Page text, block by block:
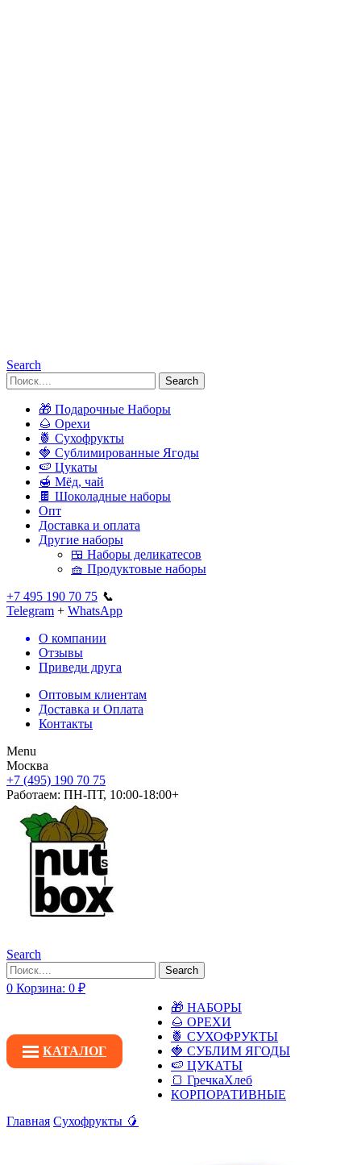
Search
Search
🎁 Подарочные Наборы
🌰 Орехи
🍍 Сухофрукты
🍓 Сублимированные Ягоды
🍉 Цукаты
🍯 Мёд, чай
🍫 Шоколадные наборы
Опт
Доставка и оплата
Другие наборы
🍱 Наборы деликатесов
🧺 Продуктовые наборы
+7 495 190 70 75 📞
Telegram + WhatsApp
О компании
Отзывы
Приведи друга
Оптовым клиентам
Доставка и Оплата
Контакты
Menu
Москва
+7 (495) 190 70 75
Работаем: ПН-ПТ, 10:00-18:00+
Search
Search
0 Корзина: 0 ₽
КАТАЛОГ
🎁 НАБОРЫ
🌰 ОРЕХИ
🍍 СУХОФРУКТЫ
🍓 СУБЛИМ ЯГОДЫ
🍉 ЦУКАТЫ
🍞 ГречкаХлеб
КОРПОРАТИВНЫЕ
Главная Сухофрукты 🥭